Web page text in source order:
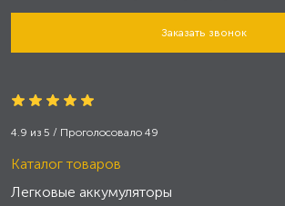
Заказать звонок
4.9 из 5 / Проголосовало 49
Каталог товаров
Легковые аккумуляторы